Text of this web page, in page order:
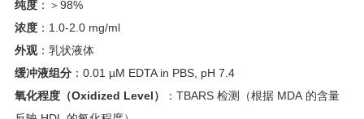
纯度：＞98%
浓度：1.0-2.0 mg/ml
外观：乳状液体
缓冲液组分：0.01 µM EDTA in PBS, pH 7.4
氧化程度（Oxidized Level）
：TBARS 检测（根据 MDA 的含量